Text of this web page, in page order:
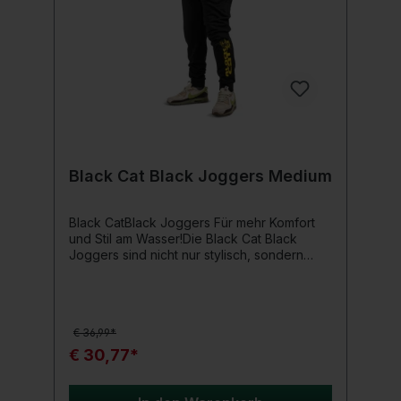
Jacket XL Bark Green
Black Cat Black Joggers Medium
Black CatBlack Joggers Für mehr Komfort
und Stil am Wasser!Die Black Cat Black
Joggers sind nicht nur stylisch, sondern
% Baumwolle, 25 % Polyester
€ 36,99*
€ 30,77*